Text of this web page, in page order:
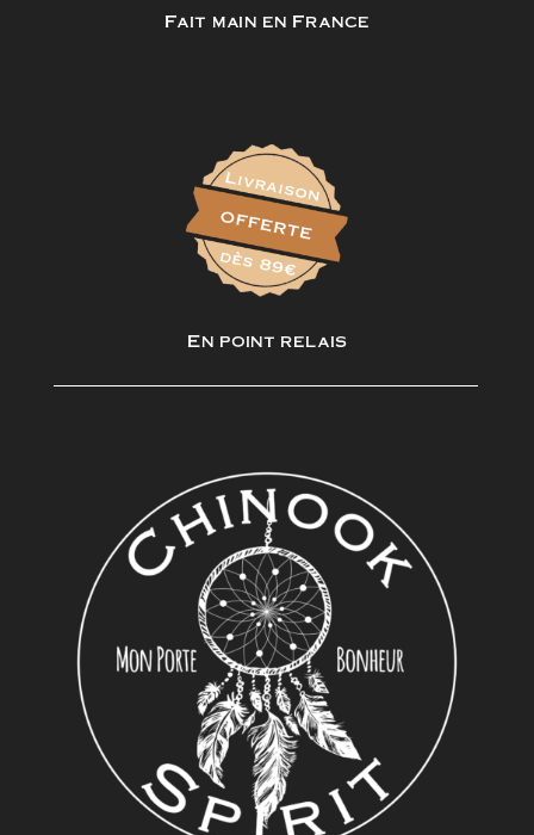
Fait main en France
En point relais